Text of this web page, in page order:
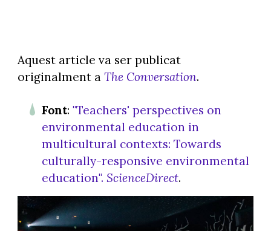
Aquest article va ser publicat
originalment a The Conversation.
Font: "Teachers' perspectives on
environmental education in
multicultural contexts: Towards
culturally-responsive environmental
education". ScienceDirect.